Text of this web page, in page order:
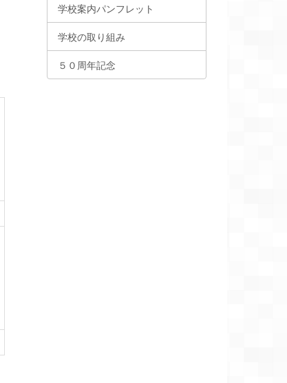
学校案内パンフレット
学校の取り組み
５０周年記念